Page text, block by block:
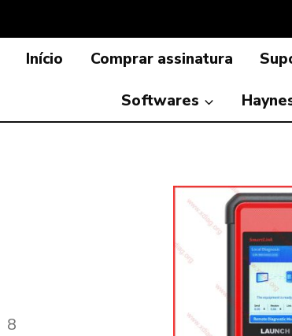
Início Comprar assinatura
Softwares
8